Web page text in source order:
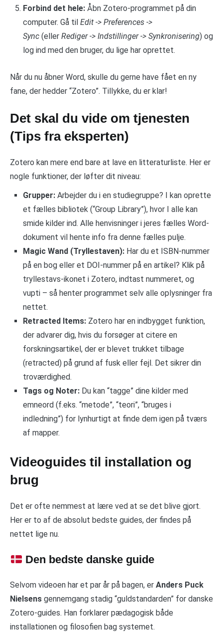
Forbind det hele:Åbn Zotero-programmet på din
computer. Gå til Edit -> Preferences ->
Sync(eller Rediger -> Indstillinger -> Synkronisering) og
log ind med den bruger, du lige har oprettet.
Når du nu åbner Word, skulle du gerne have fået en ny
fane, der hedder “Zotero”. Tillykke, du er klar!
Det skal du vide om tjenesten
(Tips fra eksperten)
Zotero kan mere end bare at lave en litteraturliste. Her er
nogle funktioner, der løfter dit niveau:
Grupper:Arbejder du i en studiegruppe? I kan oprette
et fælles bibliotek (“Group Library”), hvor I alle kan
smide kilder ind. Alle henvisninger i jeres fælles Word-
dokument vil hente info fra denne fælles pulje.
Magic Wand (Tryllestaven):Har du et ISBN-nummer
på en bog eller et DOI-nummer på en artikel? Klik på
tryllestavs-ikonet i Zotero, indtast nummeret, og
vupti – så henter programmet selv alle oplysninger fra
nettet.
Retracted Items:Zotero har en indbygget funktion,
der advarer dig, hvis du forsøger at citere en
forskningsartikel, der er blevet trukket tilbage
(retracted) på grund af fusk eller fejl. Det sikrer din
troværdighed.
Tags og Noter:Du kan “tagge” dine kilder med
emneord (f.eks. “metode”, “teori”, “bruges i
indledning”) for lynhurtigt at finde dem igen på tværs
af mapper.
Videoguides til installation og
brug
Det er ofte nemmest at lære ved at se det blive gjort.
Her er to af de absolut bedste guides, der findes på
nettet lige nu.
Den bedste danske guide
Selvom videoen har et par år på bagen, er Anders Puck
Nielsens gennemgang stadig “guldstandarden” for danske
Zotero-guides. Han forklarer pædagogisk både
installationen og filosofien bag systemet.